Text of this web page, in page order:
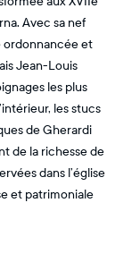
Avec sa nef
ordonnancée et
Jean-Louis
les plus
les stucs
de Gherardi
de la richesse de
dans l’église
et patrimoniale